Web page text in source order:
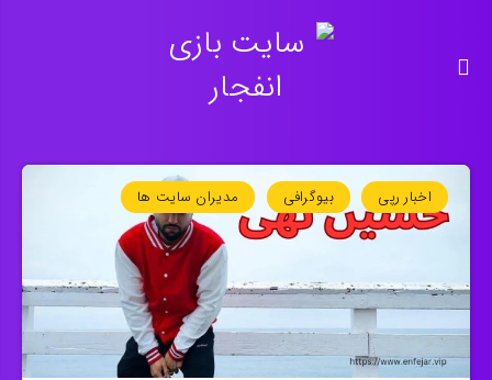
اخبار رپی بیوگرافی مدیران سایت ها